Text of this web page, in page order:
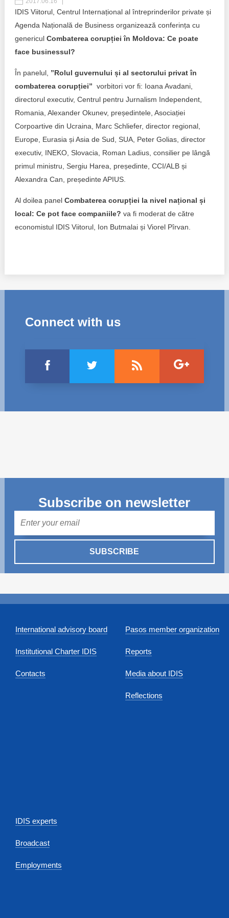
Reports
Implemented projects
Procedures manual
Notes & positions
Institutional Charter IDIS
Announcements
Governance transparency
People Watch
National Business Agenda
Democratic process
Hybrid power
EU-STRAT bulletin
Transparency of state – owned enterprises
IDIS Viitorul, Centrul Internațional al întreprinderilor private și
Agenda Națională de Business organizează conferința cu
genericul Combaterea corupției în Moldova: Ce poate
face businessul?
În panelul, ”Rolul guvernului și al sectorului privat în
combaterea corupției” vorbitori vor fi: Ioana Avadani,
directorul executiv, Centrul pentru Jurnalism Independent,
Romania, Alexander Okunev, președintele, Asociației
Corpoartive din Ucraina, Marc Schliefer, director regional,
Europe, Eurasia și Asia de Sud, SUA, Peter Golias, director
executiv, INEKO, Slovacia, Roman Ladius, consilier pe lângă
primul ministru, Sergiu Harea, președinte, CCI/ALB și
Alexandra Can, președinte APIUS.
Al doilea panel Combaterea corupției la nivel național și
local: Ce pot face companiile? va fi moderat de către
economistul IDIS Viitorul, Ion Butmalai și Viorel Pîrvan.
Connect with us
Subscribe on newsletter
SUBSCRIBE
International advisory board
Institutional Charter IDIS
Contacts
Pasos member organization
Reports
Media about IDIS
Reflections
IDIS experts
Broadcast
Employments